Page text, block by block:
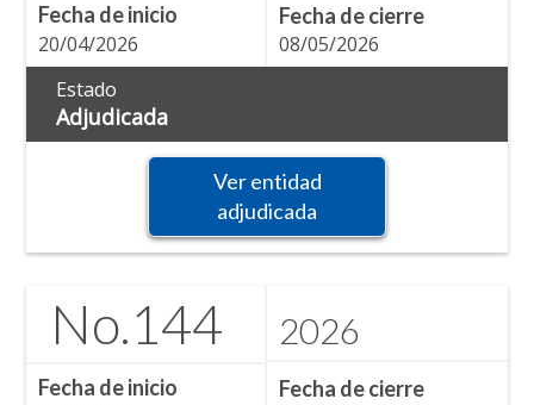
Fecha de inicio
20/04/2026
Fecha de cierre
08/05/2026
Estado
Adjudicada
Ver entidad
adjudicada
No.144 2026
Fecha de inicio
Fecha de cierre